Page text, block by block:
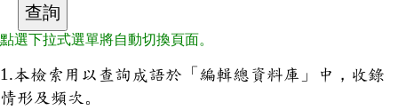
點選下拉式選單將自動切換頁面。
1.本檢索用以查詢成語於「編輯總資料庫」中，收錄
情形及頻次。